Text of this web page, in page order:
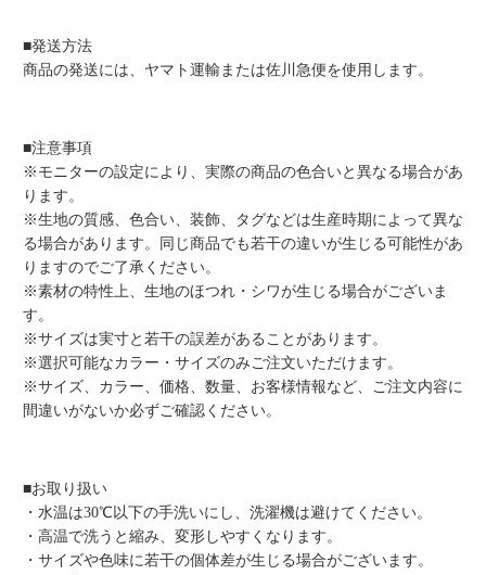
■発送方法
商品の発送には、ヤマト運輸または佐川急便を使用します。
■注意事項
※モニターの設定により、実際の商品の色合いと異なる場合があ
ります。
※生地の質感、色合い、装飾、タグなどは生産時期によって異な
る場合があります。同じ商品でも若干の違いが生じる可能性があ
りますのでご了承ください。
※素材の特性上、生地のほつれ・シワが生じる場合がございま
す。
※サイズは実寸と若干の誤差があることがあります。
※選択可能なカラー・サイズのみご注文いただけます。
※サイズ、カラー、価格、数量、お客様情報など、ご注文内容に
間違いがないか必ずご確認ください。
■お取り扱い
・水温は30℃以下の手洗いにし、洗濯機は避けてください。
・高温で洗うと縮み、変形しやすくなります。
・サイズや色味に若干の個体差が生じる場合がございます。